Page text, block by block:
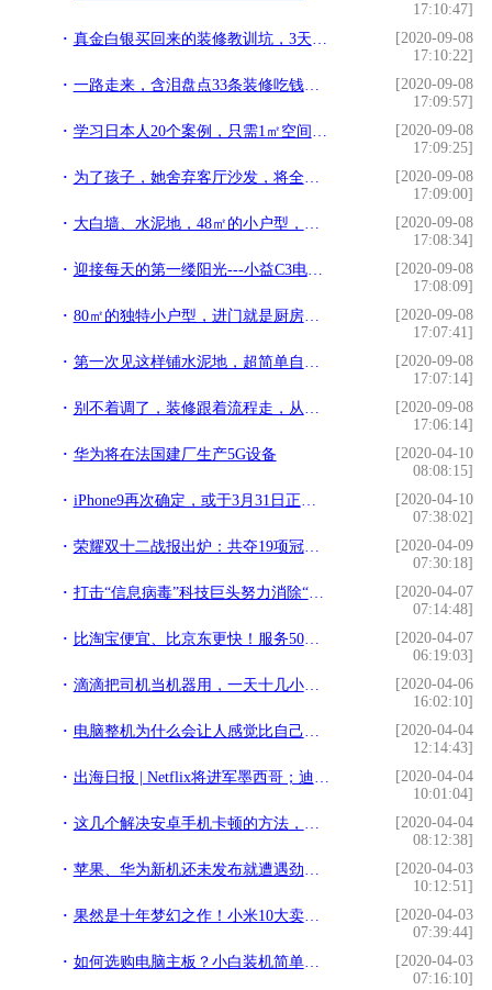
17:10:47]
真金白银买回来的装修教训坑，3天整理总结：让你少花冤枉钱
[2020-09-08
17:10:22]
一路走来，含泪盘点33条装修吃钱黑洞，师傅都感叹白干了那么多年
[2020-09-08
17:09:57]
学习日本人20个案例，只需1㎡空间，你就可以打造一个舒适的书桌
[2020-09-08
17:09:25]
为了孩子，她舍弃客厅沙发，将全屋规划的超合理，很值得借鉴
[2020-09-08
17:09:00]
大白墙、水泥地，48㎡的小户型，进屋就被吸引了，简约又漂亮
[2020-09-08
17:08:34]
迎接每天的第一缕阳光---小益C3电动智能窗帘体验
[2020-09-08
17:08:09]
80㎡的独特小户型，进门就是厨房，虽然有些别扭但装修的很精致
[2020-09-08
17:07:41]
第一次见这样铺水泥地，超简单自己能上手！比贴瓷砖还高级
[2020-09-08
17:07:14]
别不着调了，装修跟着流程走，从毛坯到入住避着坑走，还不明白？
[2020-09-08
17:06:14]
华为将在法国建厂生产5G设备
[2020-04-10
08:08:15]
iPhone9再次确定，或于3月31日正式发布，价格更感人
[2020-04-10
07:38:02]
荣耀双十二战报出炉：共夺19项冠军，V30系列表现突出
[2020-04-09
07:30:18]
打击“信息病毒”科技巨头努力消除“内容鸿沟”
[2020-04-07
07:14:48]
比淘宝便宜、比京东更快！服务50万村民，网络乡村是如何做到的？
[2020-04-07
06:19:03]
滴滴把司机当机器用，一天十几小时不停干，干不好降低你的服务分
[2020-04-06
16:02:10]
电脑整机为什么会让人感觉比自己配便宜
[2020-04-04
12:14:43]
出海日报 | Netflix将进军墨西哥；迪士尼将在印度推出Disney+
[2020-04-04
10:01:04]
这几个解决安卓手机卡顿的方法，让你的手机变飞快
[2020-04-04
08:12:38]
苹果、华为新机还未发布就遭遇劲敌，小米10已成目前5G手机天花板
[2020-04-03
10:12:51]
果然是十年梦幻之作！小米10大卖！3999元的定价太高明了
[2020-04-03
07:39:44]
如何选购电脑主板？小白装机简单易懂的电脑主板选购知识指南
[2020-04-03
07:16:10]